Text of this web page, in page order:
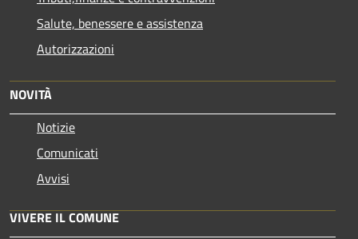
Salute, benessere e assistenza
Autorizzazioni
NOVITÀ
Notizie
Comunicati
Avvisi
VIVERE IL COMUNE